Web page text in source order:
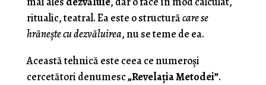
ritualic, teatral. Ea este o structurăcare se
hrănește cu dezvăluirea, nu se teme de ea.
Această tehnică este ceea ce numeroşi
cercetători denumesc„Revelația Metodei”.